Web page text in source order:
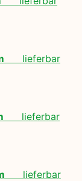
lieferbar
lieferbar
lieferbar